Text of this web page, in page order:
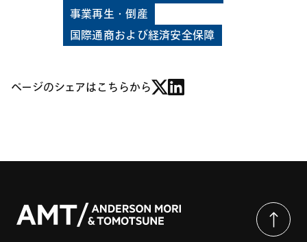
事業再生・倒産
国際通商および経済安全保障
ページのシェアはこちらから